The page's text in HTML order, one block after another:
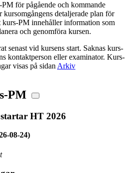
för pågående och kommande
detaljerade plan för
kurs-PM innehåller information som
och genomföra kursen.
senast vid kursens start. Saknas kurs-
kontaktperson eller examinator. Kurs-
visas på sidan Arkiv
PM
HT 2026
08-24)